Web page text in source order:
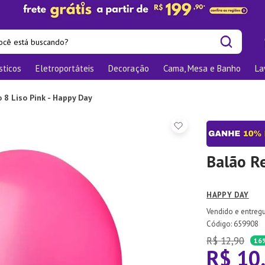
está buscando?
Eletroportáteis Decoração Cama, Mesa e Banho
8 Liso Pink - Happy Day
Balão
HAPPY DAY
: 659908
R$ 12,90
R$ 10,
buscados